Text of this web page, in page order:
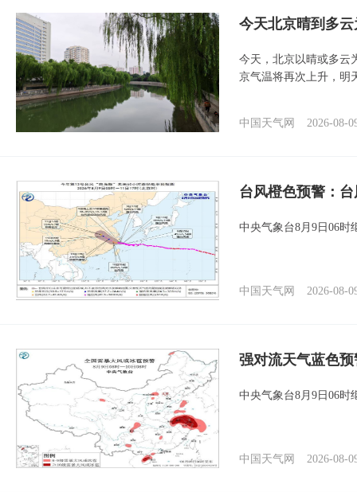
今天北京晴到多
今天，北京以晴或多云
京气温将再次上升，明
中国天气网 2026-08-
台风橙色预警：
中央气象台8月9日06时
中国天气网 2026-08-
强对流天气蓝色
中央气象台8月9日06时
中国天气网 2026-08-